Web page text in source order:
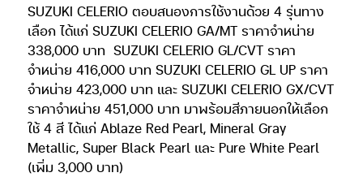
SUZUKI CELERIO ตอบสนองการใช้งานด้วย 4 รุ่นทาง
เลือก ได้แก่ SUZUKI CELERIO GA/MT ราคาจำหน่าย
338,000 บาท SUZUKI CELERIO GL/CVT ราคา
จำหน่าย 416,000 บาท SUZUKI CELERIO GL UP ราคา
จำหน่าย 423,000 บาท และ SUZUKI CELERIO GX/CVT
ราคาจำหน่าย 451,000 บาท มาพร้อมสีภายนอกให้เลือก
ใช้ 4 สี ได้แก่ Ablaze Red Pearl, Mineral Gray
Metallic, Super Black Pearl และ Pure White Pearl
(เพิ่ม 3,000 บาท)